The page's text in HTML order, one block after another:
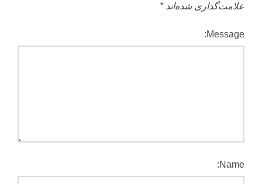
علامت‌گذاری شده‌اند*
Message:
Name: